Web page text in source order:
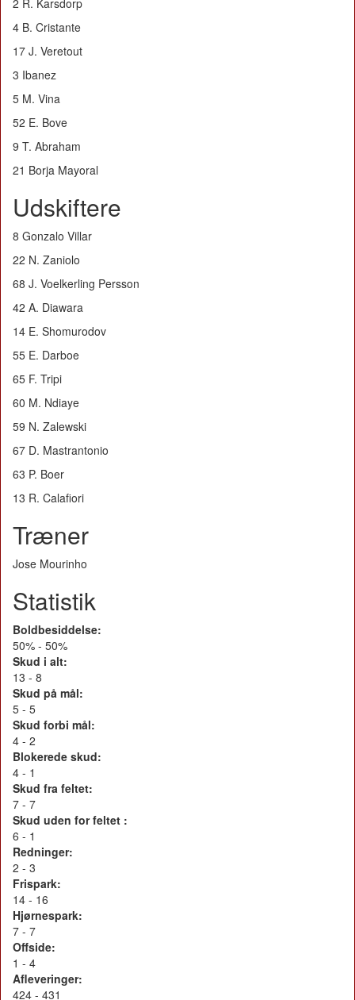
2 R. Karsdorp
4 B. Cristante
17 J. Veretout
3 Ibanez
5 M. Vina
52 E. Bove
9 T. Abraham
21 Borja Mayoral
Udskiftere
8 Gonzalo Villar
22 N. Zaniolo
68 J. Voelkerling Persson
42 A. Diawara
14 E. Shomurodov
55 E. Darboe
65 F. Tripi
60 M. Ndiaye
59 N. Zalewski
67 D. Mastrantonio
63 P. Boer
13 R. Calafiori
Træner
Jose Mourinho
Statistik
Boldbesiddelse:
50% - 50%
Skud i alt:
13 - 8
Skud på mål:
5 - 5
Skud forbi mål:
4 - 2
Blokerede skud:
4 - 1
Skud fra feltet:
7 - 7
Skud uden for feltet :
6 - 1
Redninger:
2 - 3
Frispark:
14 - 16
Hjørnespark:
7 - 7
Offside:
1 - 4
Afleveringer:
424 - 431